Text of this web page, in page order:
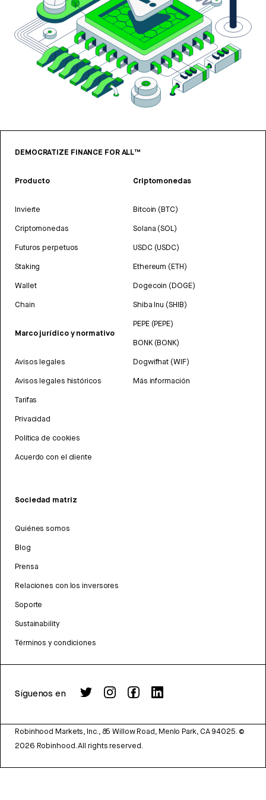
DEMOCRATIZE FINANCE FOR ALL™
Producto
Invierte
Criptomonedas
Futuros perpetuos
Staking
Wallet
Chain
Marco jurídico y normativo
Avisos legales
Avisos legales históricos
Tarifas
Privacidad
Política de cookies
Acuerdo con el cliente
Criptomonedas
Bitcoin (BTC)
Solana (SOL)
USDC (USDC)
Ethereum (ETH)
Dogecoin (DOGE)
Shiba Inu (SHIB)
PEPE (PEPE)
BONK (BONK)
Dogwifhat (WIF)
Más información
Sociedad matriz
Quiénes somos
Blog
Prensa
Relaciones con los inversores
Soporte
Sustainability
Términos y condiciones
Síguenos en
Robinhood Markets, Inc., 85 Willow Road, Menlo Park, CA 94025. ©
2026 Robinhood. All rights reserved.